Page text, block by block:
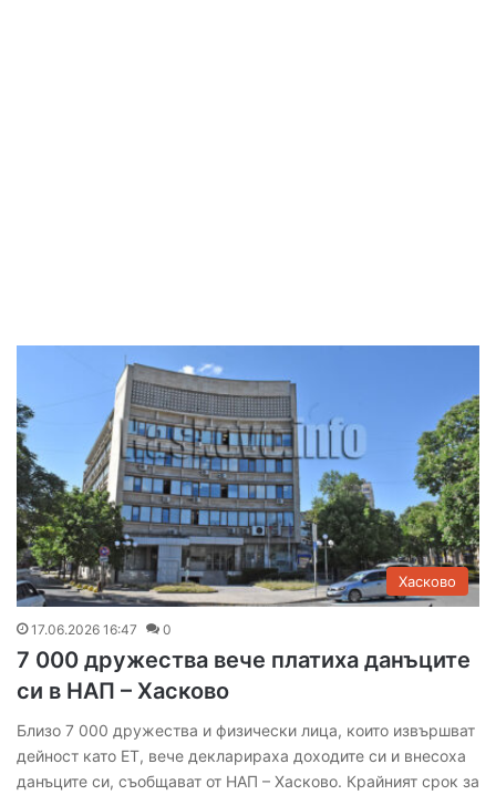
Хасково
17.06.2026 16:47 0
7 000 дружества вече платиха данъците
си в НАП – Хасково
Близо 7 000 дружества и физически лица, които извършват
дейност като ЕТ, вече декларираха доходите си и внесоха
данъците си, съобщават от НАП – Хасково. Крайният срок за